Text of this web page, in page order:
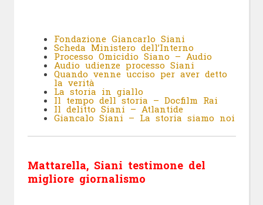
Fondazione Giancarlo Siani
Scheda Ministero dell’Interno
Processo Omicidio Siano – Audio
Audio udienze processo Siani
Quando venne ucciso per aver detto
la verità
La storia in giallo
Il tempo dell storia – Docfilm Rai
Il delitto Siani – Atlantide
Giancalo Siani – La storia siamo noi
Mattarella, Siani testimone del
migliore giornalismo